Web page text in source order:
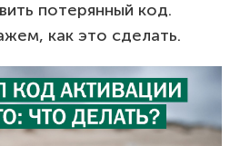
потерянный код.
как это сделать.